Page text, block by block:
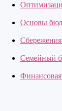
Основы
Семейный